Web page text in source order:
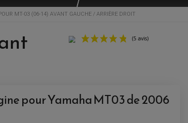
MT-03 (06-14) AVANT GAUCHE / ARRIÈRE DROIT
pour Yamaha MT03 de 2006